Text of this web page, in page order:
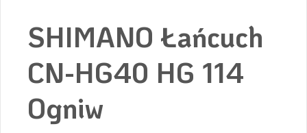
SHIMANO Łańcuch
CN-HG40 HG 114
Ogniw